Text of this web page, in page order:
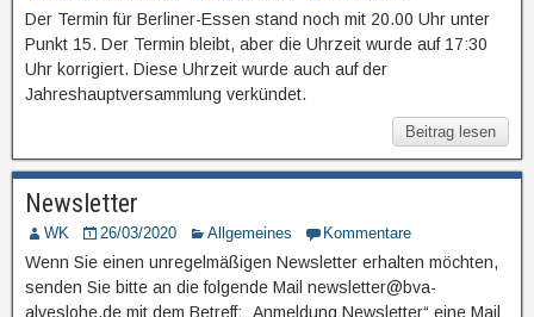
Der Termin für Berliner-Essen stand noch mit 20.00 Uhr unter
Punkt 15. Der Termin bleibt, aber die Uhrzeit wurde auf 17:30
Uhr korrigiert. Diese Uhrzeit wurde auch auf der
Jahreshauptversammlung verkündet.
Beitrag lesen
Newsletter
WK 26/03/2020 Allgemeines Kommentare
Wenn Sie einen unregelmäßigen Newsletter erhalten möchten,
senden Sie bitte an die folgende Mail newsletter@bva-
alveslohe.de mit dem Betreff: „Anmeldung Newsletter“ eine Mail